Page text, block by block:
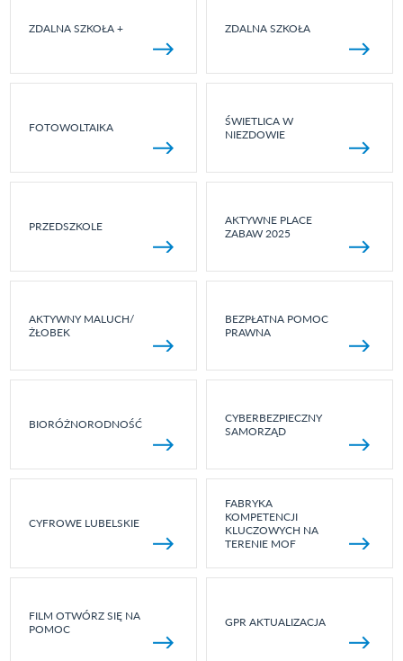
ZDALNA SZKOŁA + ZDALNA SZKOŁA
FOTOWOLTAIKA
ŚWIETLICA W
NIEZDOWIE
PRZEDSZKOLE
AKTYWNE PLACE
ZABAW 2025
AKTYWNY MALUCH/
ŻŁOBEK
BEZPŁATNA POMOC
PRAWNA
BIORÓŻNORODNOŚĆ
CYBERBEZPIECZNY
SAMORZĄD
CYFROWE LUBELSKIE
FABRYKA
KOMPETENCJI
KLUCZOWYCH NA
TERENIE MOF
FILM OTWÓRZ SIĘ NA
POMOC
GPR AKTUALIZACJA